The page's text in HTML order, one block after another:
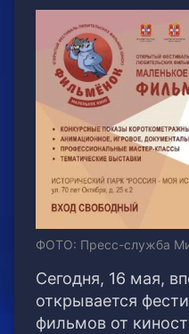
ФОТО: Пресс-служба
Сегодня, 16 мая,
открывается
фильмов от